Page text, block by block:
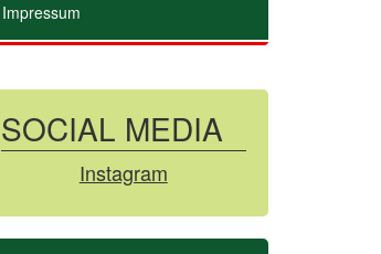
Impressum
SOCIAL MEDIA
Instagram